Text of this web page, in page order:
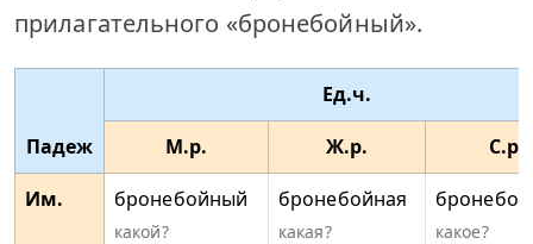
прилагательного «бронебойный».
Падеж
Ед.ч.
М.р.
Ж.р.
С.р.
Им.
бронебойный
какой?
бронебойная
какая? какое?